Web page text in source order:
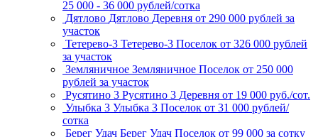
25 000 - 36 000 рублей/сотка
Дятлово Дятлово Деревня от 290 000 рублей за
участок
Тетерево-3 Тетерево-3 Поселок от 326 000 рублей
за участок
Земляничное Земляничное Поселок от 250 000
рублей за участок
Русятино 3 Русятино 3 Деревня от 19 000 руб./сот.
Улыбка 3 Улыбка 3 Поселок от 31 000 рублей/
сотка
Берег Удач Берег Удач Поселок от 99 000 за сотку